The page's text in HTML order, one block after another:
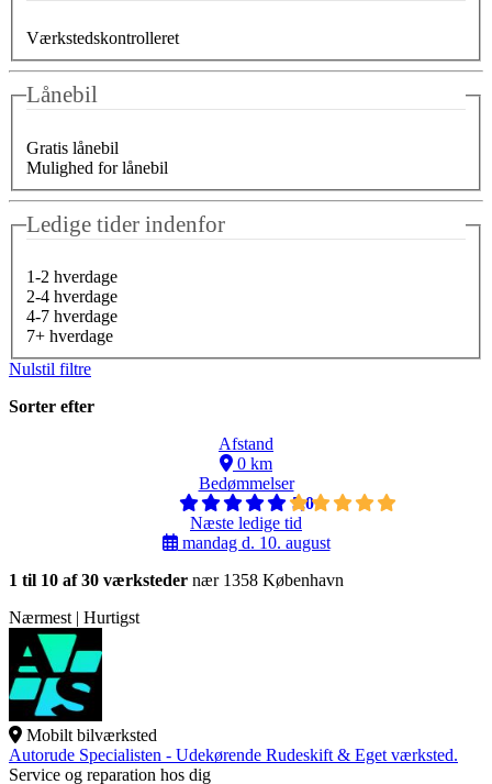
Værkstedskontrolleret
Lånebil
Gratis lånebil
Mulighed for lånebil
Ledige tider indenfor
1-2 hverdage
2-4 hverdage
4-7 hverdage
7+ hverdage
Nulstil filtre
Sorter efter
Afstand
0 km
Bedømmelser
5,0
Næste ledige tid
mandag d. 10. august
1 til 10 af 30 værksteder nær 1358 København
Nærmest | Hurtigst
Mobilt bilværksted
Autorude Specialisten - Udekørende Rudeskift & Eget værksted.
Service og reparation hos dig